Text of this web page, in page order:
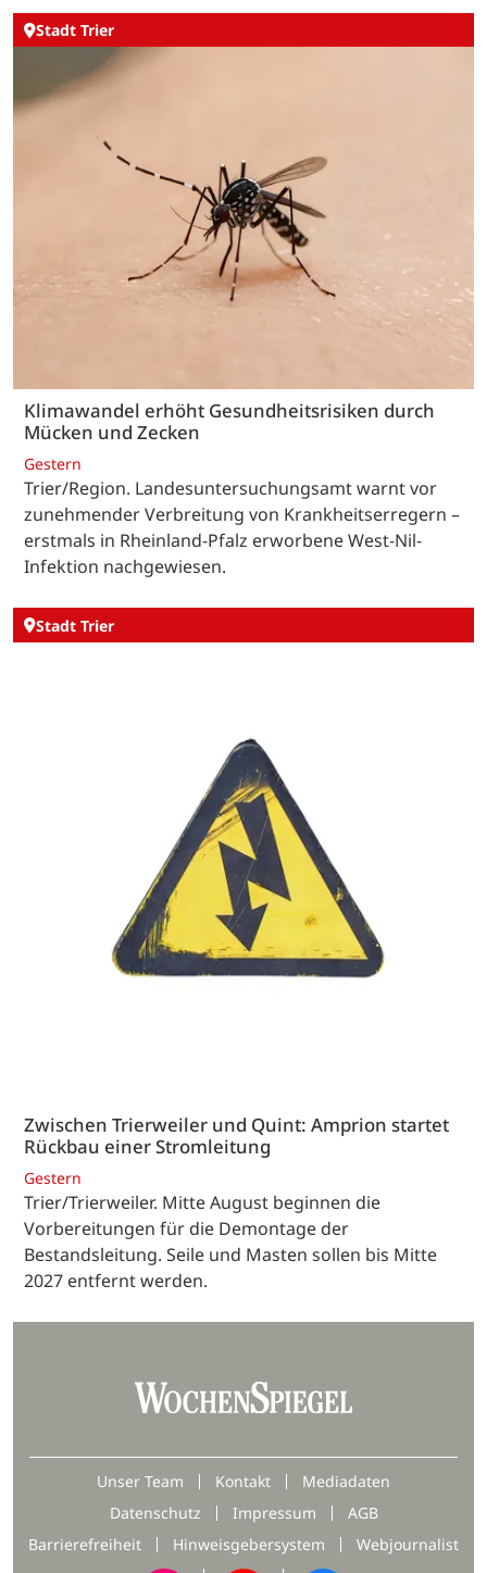
Stadt Trier
Klimawandel erhöht Gesundheitsrisiken durch
Mücken und Zecken
Gestern
Trier/Region. Landesuntersuchungsamt warnt vor
zunehmender Verbreitung von Krankheitserregern –
erstmals in Rheinland-Pfalz erworbene West-Nil-
Infektion nachgewiesen.
Stadt Trier
Zwischen Trierweiler und Quint: Amprion startet
Rückbau einer Stromleitung
Gestern
Trier/Trierweiler. Mitte August beginnen die
Vorbereitungen für die Demontage der
Bestandsleitung. Seile und Masten sollen bis Mitte
2027 entfernt werden.
Unser Team Kontakt
Mediadaten
Datenschutz
Impressum
AGB
Barrierefreiheit
Hinweisgebersystem Webjournalist